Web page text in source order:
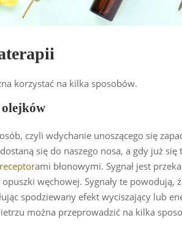
korzystać na kilka sposobów.
czyli wdychanie unoszącego się
się do naszego nosa, a gdy już
receptorami błonowymi. Sygnał jest
węchowej. Sygnały te
spodziewany efekt wyciszający lub
można przeprowadzić na kilka